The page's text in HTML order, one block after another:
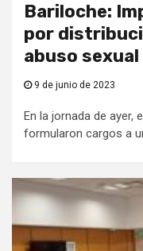
Bariloche:
por
abuso
9 de junio de 2023
En la jornada de ayer,
formularon cargos a